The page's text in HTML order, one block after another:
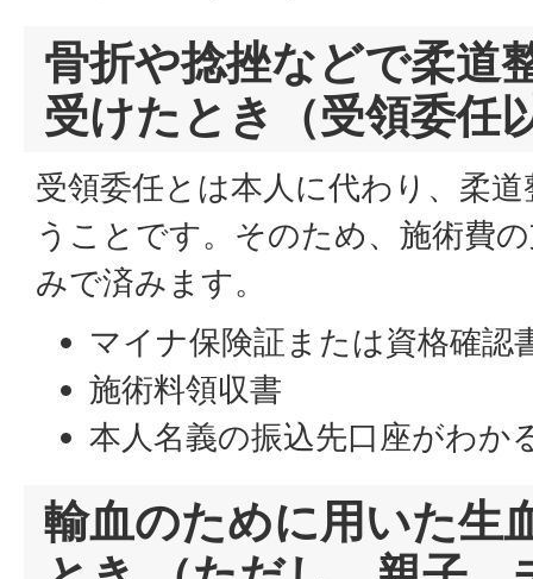
骨折や捻挫などで柔道
受けたとき（受領委任
受領委任とは本人に代わり、柔
うことです。そのため、施術費
みで済みます。
マイナ保険証または資格確認
施術料領収書
本人名義の振込先口座がわか
輸血のために用いた生